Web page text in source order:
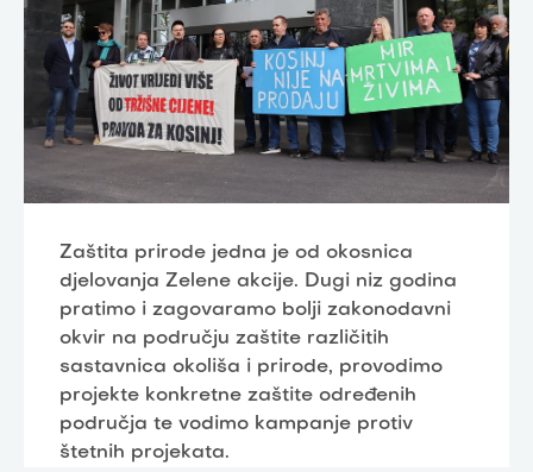
Zaštita prirode jedna je od okosnica
djelovanja Zelene akcije. Dugi niz godina
pratimo i zagovaramo bolji zakonodavni
okvir na području zaštite različitih
sastavnica okoliša i prirode, provodimo
projekte konkretne zaštite određenih
područja te vodimo kampanje protiv
štetnih projekata.